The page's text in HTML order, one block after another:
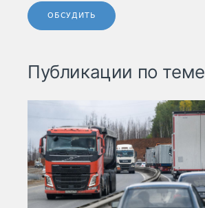
ОБСУДИТЬ
Публикации по теме